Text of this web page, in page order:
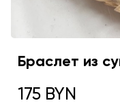
Браслет из
175 BYN